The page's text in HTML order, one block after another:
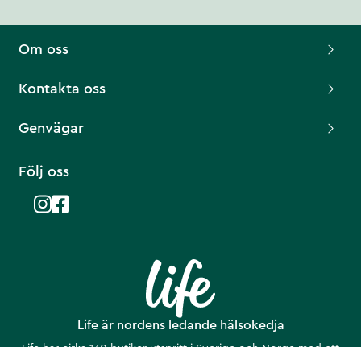
Life är nordens ledande hälsokedja
Om oss
Kontakta oss
Genvägar
Följ oss